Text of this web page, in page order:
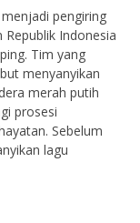
pengiring
Indonesia
Tim yang
menyanyikan
merah putih
prosesi
Sebelum
lagu